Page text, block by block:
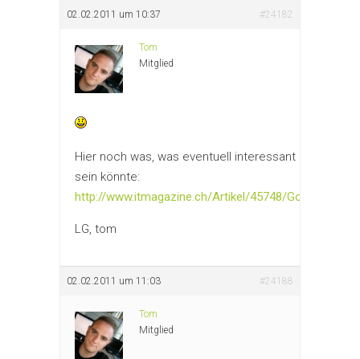
02.02.2011 um 10:37 #24182
Tom
Mitglied
Hier noch was, was eventuell interessant
sein könnte:
http://www.itmagazine.ch/Artikel/45748/
LG, tom
02.02.2011 um 11:03 #24188
Tom
Mitglied